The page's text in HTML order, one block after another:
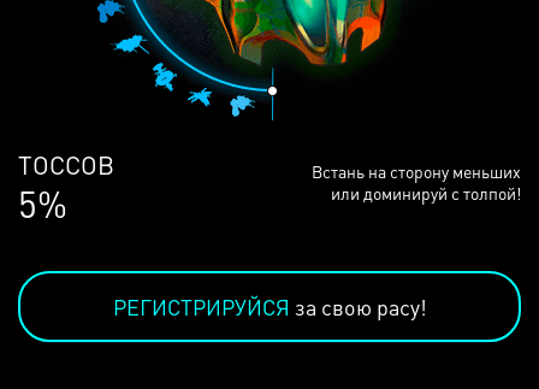
ЛЮДЕЙ
68%
Встань на сторону меньших
или доминируй с толпой!
РЕГИСТРИРУЙСЯ за свою расу!